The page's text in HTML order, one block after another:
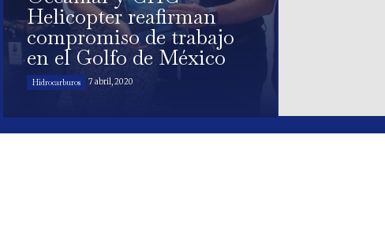
Helicopter reafirman
compromiso de trabajo
en el Golfo de México
Hidrocarburos 7 abril, 2020